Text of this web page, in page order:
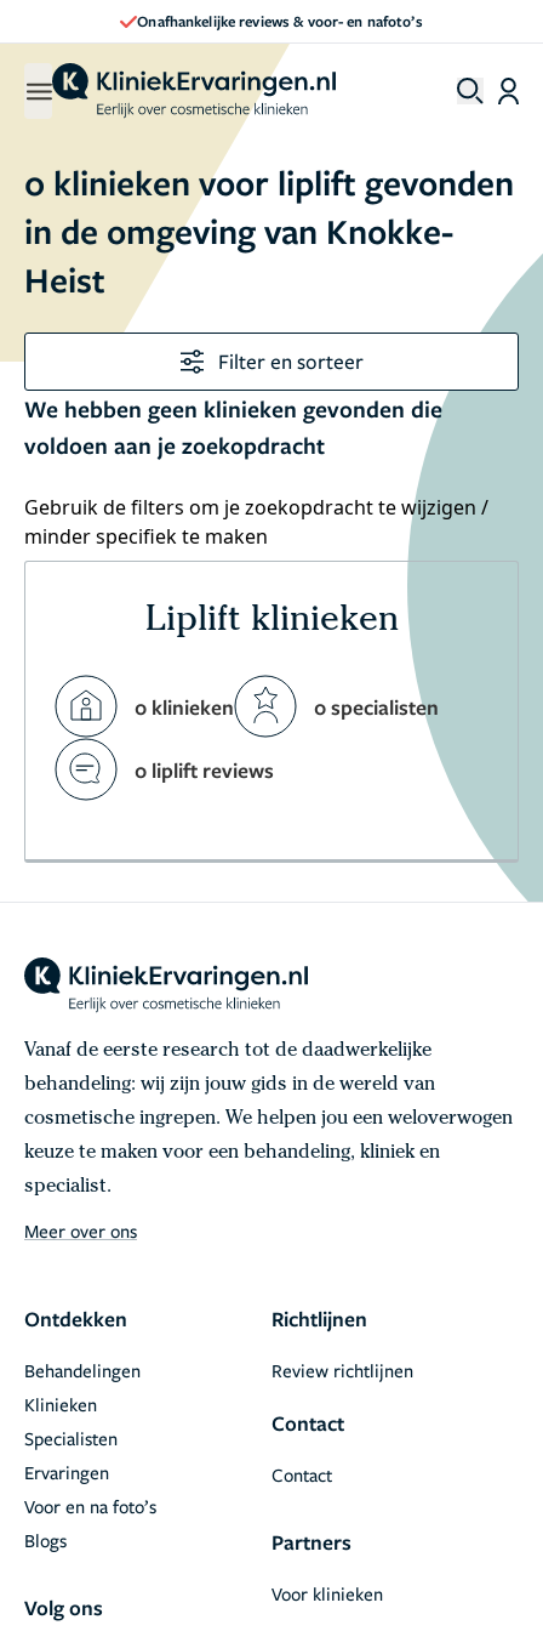
Onafhankelijke reviews & voor- en nafoto’s
0 klinieken voor liplift gevonden
in de omgeving van Knokke-
Heist
Filter en sorteer
We hebben geen klinieken gevonden die
voldoen aan je zoekopdracht
Gebruik de filters om je zoekopdracht te wijzigen /
minder specifiek te maken
Liplift klinieken
0 klinieken 0 specialisten
0 liplift reviews
Vanaf de eerste research tot de daadwerkelijke
behandeling: wij zijn jouw gids in de wereld van
cosmetische ingrepen. We helpen jou een weloverwogen
keuze te maken voor een behandeling, kliniek en
specialist.
Meer over ons
Ontdekken
Behandelingen
Klinieken
Specialisten
Ervaringen
Voor en na foto’s
Blogs
Volg ons
Richtlijnen
Review richtlijnen
Contact
Contact
Partners
Voor klinieken